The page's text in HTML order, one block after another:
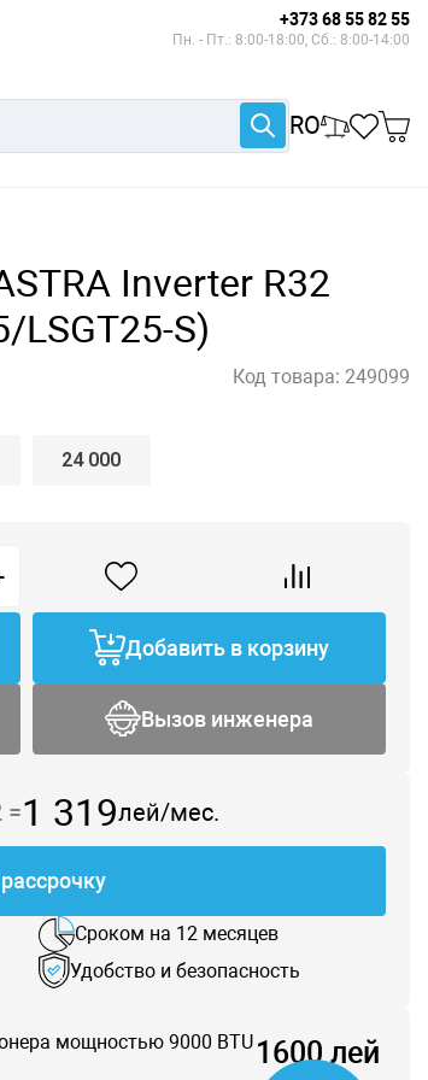
+373 68 55 82 55
Пн. - Пт.: 8:00-18:00, Сб.: 8:00-14:00
RO
Inverter R32
LSGT25-S)
Код товара: 249099
24 000
Добавить в корзину
Вызов инженера
=1 319лей/мес.
Сроком на 12 месяцев
Удобство и безопасность
мощностью 9000 BTU 1600 лей